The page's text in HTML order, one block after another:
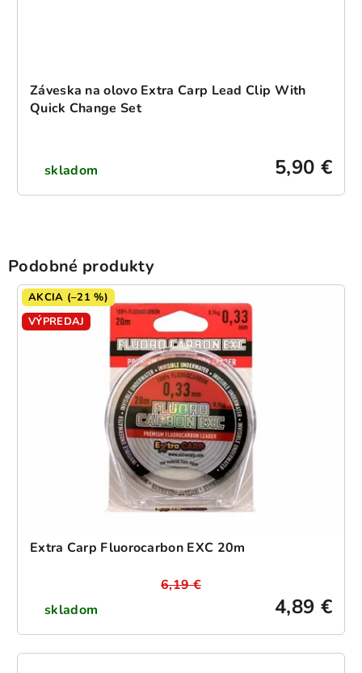
Záveska na olovo Extra Carp Lead Clip With
Quick Change Set
skladom 5,90 €
Podobné produkty
AKCIA (–21 %)
VÝPREDAJ
Extra Carp Fluorocarbon EXC 20m
skladom 4,89 €
6,19 €